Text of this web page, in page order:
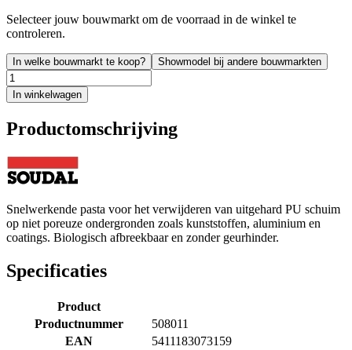
Selecteer jouw bouwmarkt om de voorraad in de winkel te
controleren.
In welke bouwmarkt te koop? Showmodel bij andere bouwmarkten
In winkelwagen
Productomschrijving
Snelwerkende pasta voor het verwijderen van uitgehard PU schuim
op niet poreuze ondergronden zoals kunststoffen, aluminium en
coatings. Biologisch afbreekbaar en zonder geurhinder.
Specificaties
Product
Productnummer
508011
EAN
5411183073159